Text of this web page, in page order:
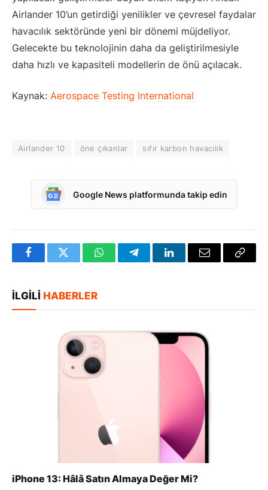
Airlander 10’un getirdiği yenilikler ve çevresel faydalar
havacılık sektöründe yeni bir dönemi müjdeliyor.
Gelecekte bu teknolojinin daha da geliştirilmesiyle
daha hızlı ve kapasiteli modellerin de önü açılacak.
Kaynak: Aerospace Testing International
Airlander 10 öne çıkanlar sıfır karbon havacılık
Google News platformunda takip edin
FacebookTwitter WhatsAppTelegramLinkedInE-
İLGILI HABERLER
iPhone 13: Hâlâ Satın Almaya Değer Mi?